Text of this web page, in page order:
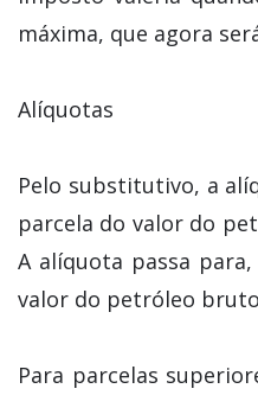
máxima, que agora
Alíquotas
Pelo substitutivo, a
parcela do valor do
A alíquota passa
valor do petróleo
Para parcelas